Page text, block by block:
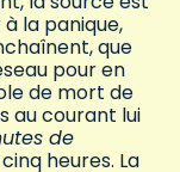
la panique,
que
pour en
de mort de
au courant lui
de
heures. La